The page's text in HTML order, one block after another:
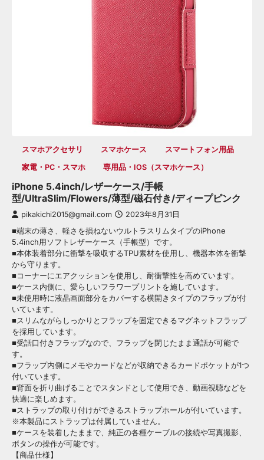
スマホアクセサリ スマホケース
スマートフォン用品
家電・PC・スマホ
専用品・iOS（スマホケース）
iPhone 5.4inch/レザーケース/手帳
型/UltraSlim/Flowers/薄型/磁石付き/ディープピンク
pikakichi2015@gmail.com 2023年8月31日
■端末の薄さ、軽さを損ねないウルトラスリムタイプのiPhone
5.4inch用ソフトレザーケース（手帳型）です。
■本体装着部分に衝撃を吸収するTPU素材を使用し、機器本体を衝撃
から守ります。
■コーナーにエアクッションを使用し、耐衝撃性を高めています。
■ケース内側に、愛らしいフラワープリントを施しています。
■未使用時に液晶画面部分をカバーする横開きタイプのフラップが付
いています。
■スリムながらしっかりとフラップを固定できるマグネットフラップ
を採用しています。
■受話口付きフラップなので、フラップを閉じたまま通話が可能で
す。
■フラップ内側にメモやカードなどが収納できるカードポケットが1つ
付いています。
■背面を折り曲げることでスタンドとして使用でき、動画視聴などを
快適に楽しめます。
■ストラップの取り付けができるストラップホールが付いています。
※本製品にストラップは付属していません。
■ケースを装着したままで、純正の各種ケーブルの接続や写真撮影、
ボタンの操作が可能です。
【商品仕様】